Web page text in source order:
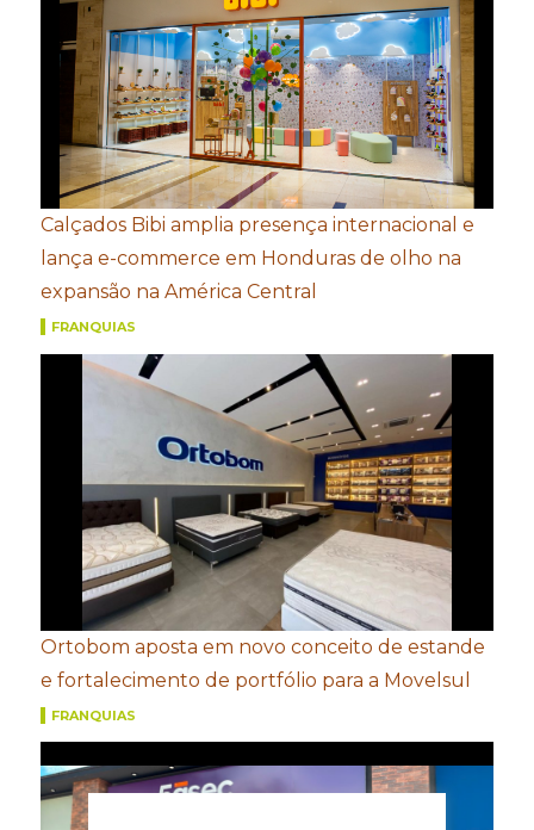
Calçados Bibi amplia presença internacional e
lança e-commerce em Honduras de olho na
expansão na América Central
FRANQUIAS
Ortobom aposta em novo conceito de estande
e fortalecimento de portfólio para a Movelsul
FRANQUIAS